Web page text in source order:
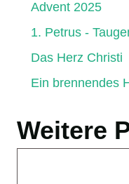
Advent 2025
1. Petrus -
Das Herz Christi
Ein brennendes
Weitere